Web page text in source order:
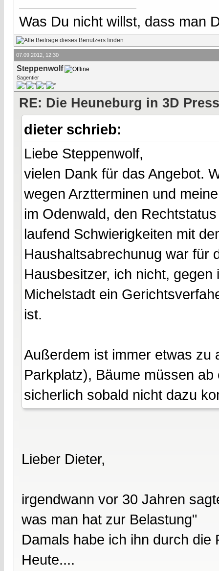
Was Du nicht willst, dass man
07.09.2012, 12:30
Steppenwolf
Sagentier
RE: Die Heuneburg in 3D
dieter schrieb:
Liebe Steppenwolf,
vielen Dank für das Angebot.
wegen Arztterminen und
im Odenwald, den
laufend Schwierigkeiten mit
Haushaltsabrechunug war für
Hausbesitzer, ich nicht,
Michelstadt ein
ist.
Außerdem ist immer etwas zu
Parkplatz), Bäume müssen
sicherlich sobald nicht dazu
Lieber Dieter,
irgendwann vor 30 Jahren
was man hat zur Belastung"
Damals habe ich ihn durch die
Heute....